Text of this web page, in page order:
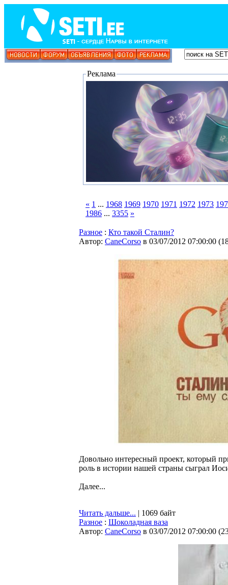
Реклама
« 1 ... 1968 1969 1970 1971 1972 1973
1986 ... 3355 »
Разное : Кто такой Сталин?
Автор: CaneCorso в 03/07/2012 07:00:00 (
Довольно интересный проект, который
роль в истории нашей страны сыграл
Далее...
Читать дальше... | 1069 байт
Разное : Шоколадная ваза
Автор: CaneCorso в 03/07/2012 07:00:00 (